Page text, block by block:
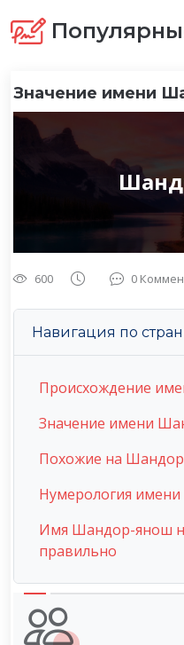
Значение имени
600 0
Навигация по
Происхождение
Значение имени
Похожие на
Нумерология
Имя Шандор-янош
правильно